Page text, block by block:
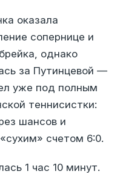
оказала
сопернице и
однако
за Путинцевой —
уже под полным
теннисистки:
шансов и
счетом 6:0.
1 час 10 минут.